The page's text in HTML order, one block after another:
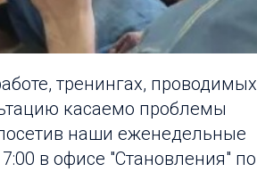
тренингах, проводимых
касаемо проблемы
наши еженедельные
в офисе "Становления" по